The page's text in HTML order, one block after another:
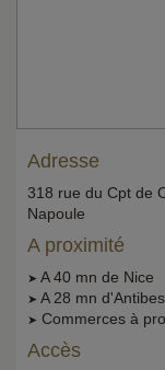
Adresse
318 rue du Cpt de
Napoule
A proximité
➤ A 40 mn de Nice
➤ A 28 mn
➤ Commerces à
Accès